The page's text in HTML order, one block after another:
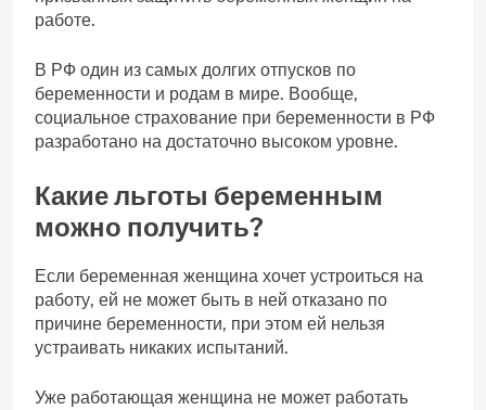
работе.
В РФ один из самых долгих отпусков по
беременности и родам в мире. Вообще,
социальное страхование при беременности в РФ
разработано на достаточно высоком уровне.
Какие льготы беременным
можно получить?
Если беременная женщина хочет устроиться на
работу, ей не может быть в ней отказано по
причине беременности, при этом ей нельзя
устраивать никаких испытаний.
Уже работающая женщина не может работать